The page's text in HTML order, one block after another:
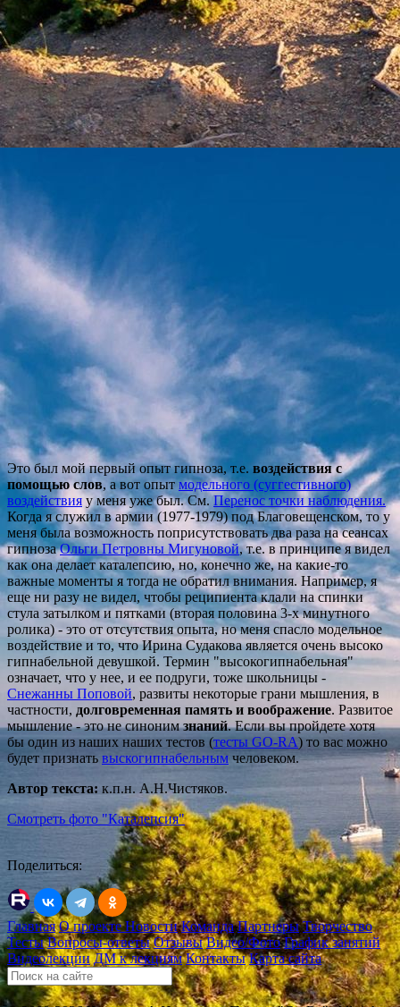
Это был мой первый опыт гипноза, т.е. воздействия с
помощью слов, а вот опытмодельного (суггестивного)
воздействияу меня уже был. См.Перенос точки наблюдения.
Когда я служил в армии (1977-1979) под Благовещенском, то у
меня была возможность поприсутствовать два раза на сеансах
гипнозаОльги Петровны Мигуновой, т.е. в принципе я видел
как она делает каталепсию, но, конечно же, на какие-то
важные моменты я тогда не обратил внимания. Например, я
еще ни разу не видел, чтобы реципиента клали на спинки
стула затылком и пятками (вторая половина 3-х минутного
ролика) - это от отсутствия опыта, но меня спасло модельное
воздействие и то, что Ирина Судакова является очень высоко
гипнабельной девушкой. Термин "высокогипнабельная"
означает, что у нее, и ее подруги, тоже школьницы -
Снежанны Поповой, развиты некоторые грани мышления, в
частности, долговременная память и воображение. Развитое
мышление - это не синонимзнаний. Если вы пройдете хотя
бы один из наших наших тестов (тесты GO-RA) то вас можно
будет признать выскогипнабельнымчеловеком.
Автор текста: к.п.н. А.Н.Чистяков.
Смотреть фото "Каталепсия"
Поделиться:
Главная О проектеНовости Команда Партнеры Творчество
Тесты Вопросы-ответы Отзывы Видео/Фото График занятий
Видеолекции ДМ к лекциям Контакты Карта сайта